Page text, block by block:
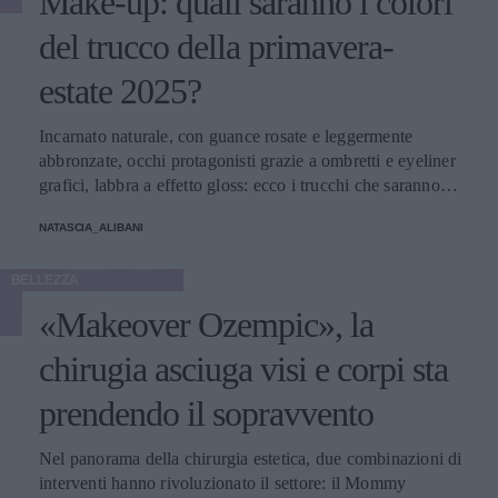
del trucco della primavera-
estate 2025?
Incarnato naturale, con guance rosate e leggermente
abbronzate, occhi protagonisti grazie a ombretti e eyeliner
grafici, labbra a effetto gloss: ecco i trucchi che saranno
NATASCIA_ALIBANI
«Makeover Ozempic», la
chirugia asciuga visi e corpi sta
prendendo il sopravvento
Nel panorama della chirurgia estetica, due combinazioni di
interventi hanno rivoluzionato il settore: il Mommy